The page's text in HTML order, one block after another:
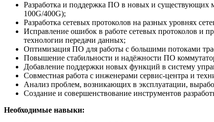
Разработка и поддержка ПО в новых и существующих
100G/400G);
Разработка сетевых протоколов на разных уровнях
Исправление ошибок в работе сетевых протоколов и
технологии передачи данных;
Оптимизация ПО для работы с большими потоками
Повышение стабильности и надёжности ПО
Добавление поддержки новых функций в систему
Совместная работа с инженерами сервис-центра и
Анализ проблем, возникающих в эксплуатации,
Создание и совершенствование инструментов
Необходимые навыки: